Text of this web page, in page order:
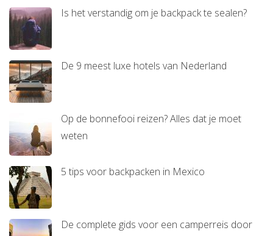
Is het verstandig om je backpack te sealen?
De 9 meest luxe hotels van Nederland
Op de bonnefooi reizen? Alles dat je moet
weten
5 tips voor backpacken in Mexico
De complete gids voor een camperreis door